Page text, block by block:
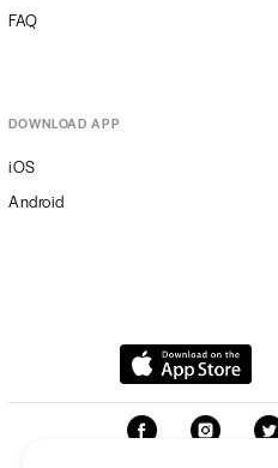
FAQ
DOWNLOAD APP
iOS
Android